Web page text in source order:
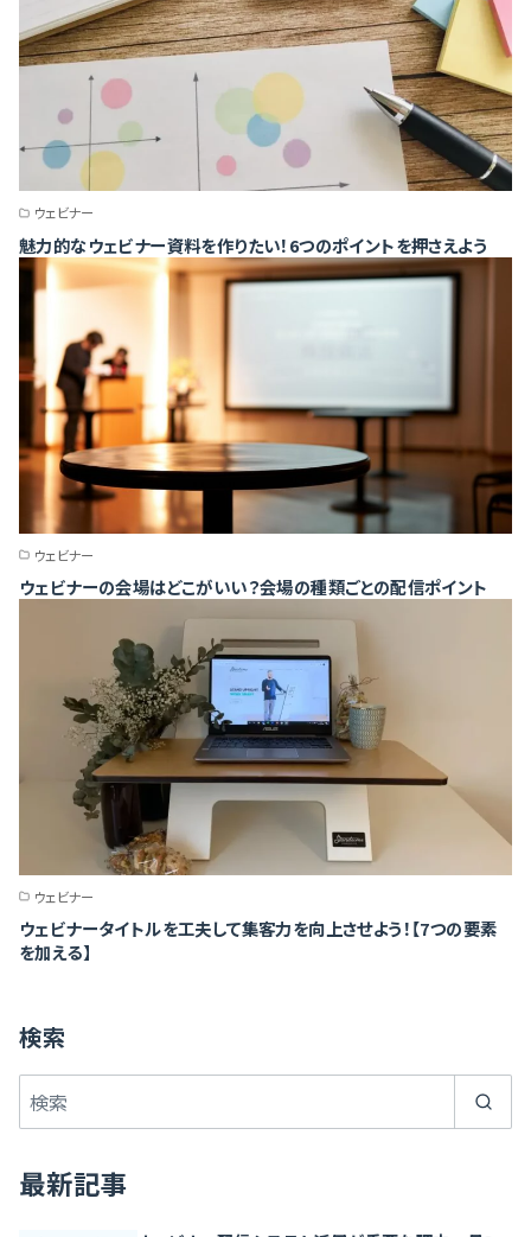
ウェビナー
魅力的なウェビナー資料を作りたい！6つのポイントを押さえよう
ウェビナー
ウェビナーの会場はどこがいい？会場の種類ごとの配信ポイント
ウェビナー
ウェビナータイトルを工夫して集客力を向上させよう！【7つの要素
を加える】
検索
最新記事